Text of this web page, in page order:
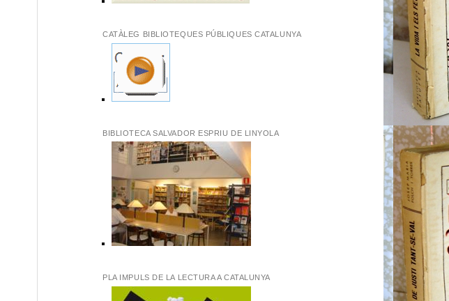
CATÀLEG BIBLIOTEQUES PÚBLIQUES CATALUNYA
BIBLIOTECA SALVADOR ESPRIU DE LINYOLA
PLA IMPULS DE LA LECTURA A CATALUNYA